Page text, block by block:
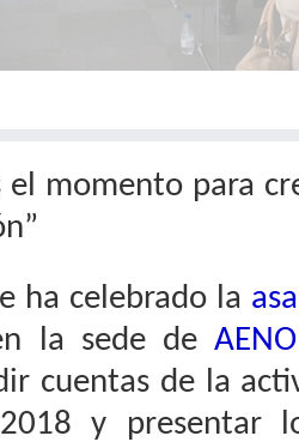
el momento para
ha celebrado la
la sede de
cuentas de la
y presentar